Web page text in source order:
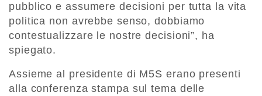
pubblico e assumere decisioni per tutta la vita
politica non avrebbe senso, dobbiamo
contestualizzare le nostre decisioni”, ha
spiegato.
Assieme al presidente di M5S erano presenti
alla conferenza stampa sul tema delle